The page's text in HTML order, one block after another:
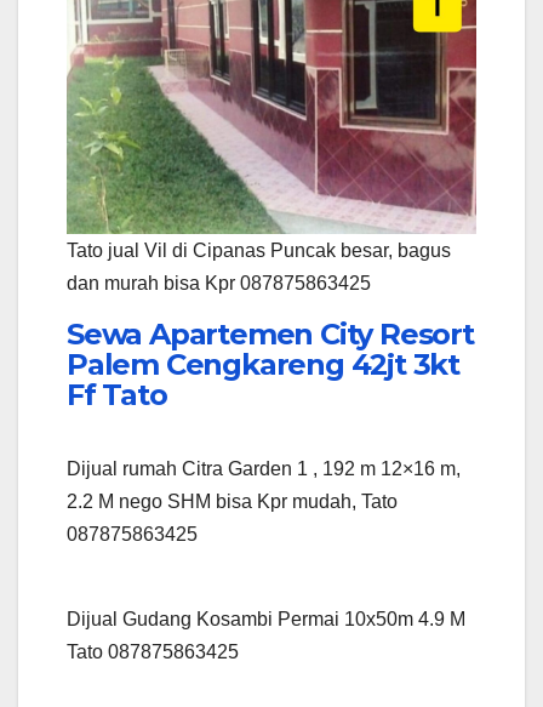
Tato jual Vil di Cipanas Puncak besar, bagus
dan murah bisa Kpr 087875863425
Sewa Apartemen City Resort
Palem Cengkareng 42jt 3kt
Ff Tato
Dijual rumah Citra Garden 1 , 192 m 12×16 m,
2.2 M nego SHM bisa Kpr mudah, Tato
087875863425
Dijual Gudang Kosambi Permai 10x50m 4.9 M
Tato 087875863425